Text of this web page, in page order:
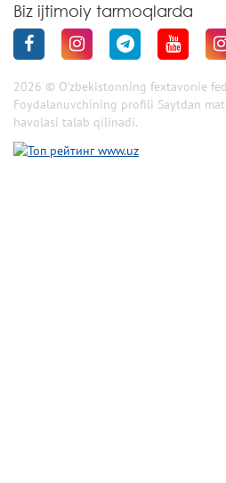
Biz ijtimoiy tarmoqlarda
2026 © O'zbekistonning fextavonie
Foydalanuvchining profili Saytdan
havolasi talab qilinadi.